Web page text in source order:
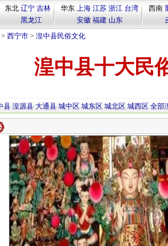
东北 辽宁 吉林
黑龙江
华东 上海 江苏 浙江 台湾
安徽 福建 山东
西南
> 西宁市 > 湟中县民俗文化
湟中县十大民
县 湟源县 大通县 城中区 城东区 城北区 城西区 全部